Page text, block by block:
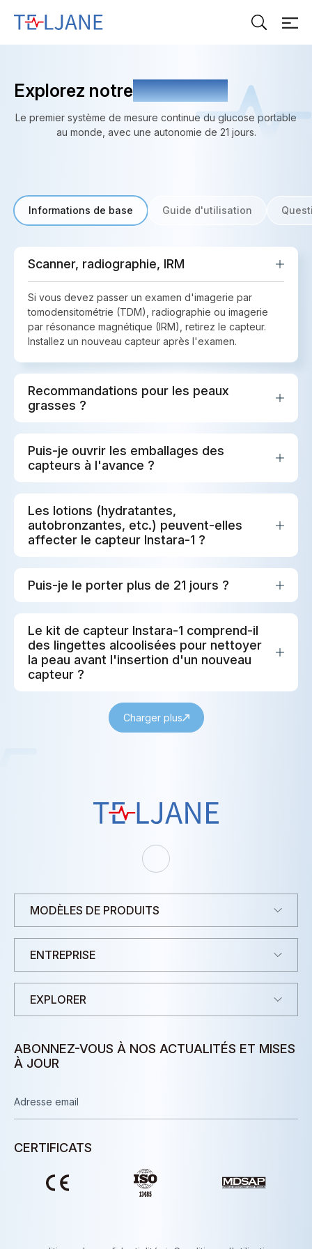
E
A
N
Explorez notreRessources
Le premier système de mesure continue du glucose portable
au monde, avec une autonomie de 21 jours.
Informations de base Guide d'utilisation
Scanner, radiographie, IRM
Si vous devez passer un examen d'imagerie par
tomodensitométrie (TDM), radiographie ou imagerie
par résonance magnétique (IRM), retirez le capteur.
Installez un nouveau capteur après l'examen.
Recommandations pour les peaux
grasses ?
Puis-je ouvrir les emballages des
capteurs à l'avance ?
Les lotions (hydratantes,
autobronzantes, etc.) peuvent-elles
affecter le capteur Instara-1 ?
Puis-je le porter plus de 21 jours ?
Le kit de capteur Instara-1 comprend-il
des lingettes alcoolisées pour nettoyer
la peau avant l'insertion d'un nouveau
capteur ?
Charger plus
MODÈLES DE PRODUITS
ENTREPRISE
EXPLORER
ABONNEZ-VOUS À NOS ACTUALITÉS ET MISES
À JOUR
CERTIFICATS